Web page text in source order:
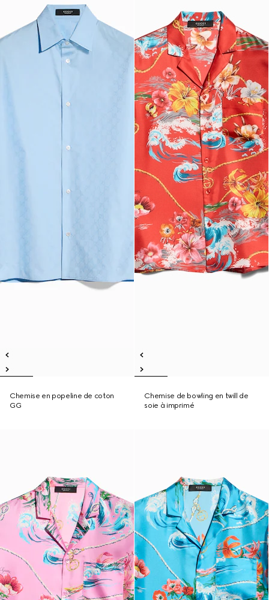
Chemise en popeline de coton
GG
Chemise de bowling en twill de
soie à imprimé